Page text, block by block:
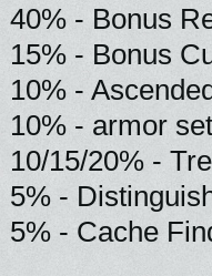
40% - Bonus
15% - Bonus
10% -
10% - armor
10/15/20% -
5% -
5% - Cache